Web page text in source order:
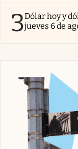
3Dólar hoy y
jueves 6 de